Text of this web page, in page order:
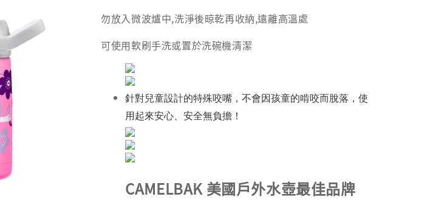
勿放入微波爐中,洗淨後晾乾再收納,遠離高溫處
可使用軟刷手洗或置於洗碗機清潔
針對兒童設計的特殊咬嘴，不會因孩童的啃咬而脫落，使
用起來安心、安全無負擔！
CAMELBAK 美國戶外水壺最佳品牌